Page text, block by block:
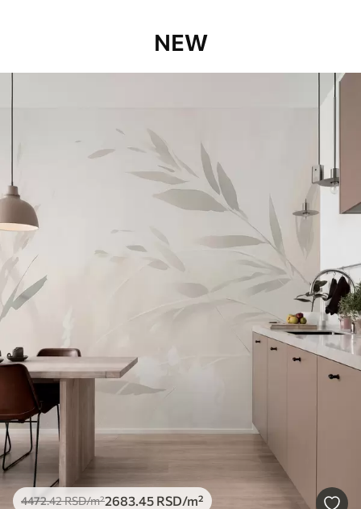
NEW
4472.42RSD/m²2683.45 RSD/m²